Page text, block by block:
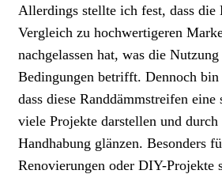
Allerdings stellte ich fest, dass
Vergleich zu hochwertigeren
nachgelassen hat, was die
Bedingungen betrifft. Dennoch
dass diese Randdämmstreifen
viele Projekte darstellen und
Handhabung glänzen. Besonders
Renovierungen oder DIY-Projekte